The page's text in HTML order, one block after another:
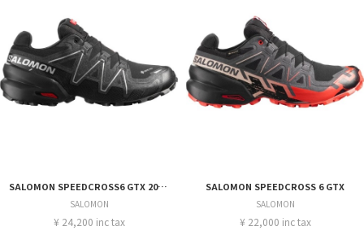
SALOMON SPEEDCROSS6 GTX 20YEARS
SALOMON
¥ 24,200 inc tax
SALOMON SPEEDCROSS 6 GTX
SALOMON
¥ 22,000 inc tax